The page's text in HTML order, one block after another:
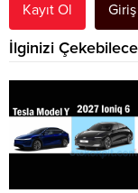
Kayıt Ol
İlginizi